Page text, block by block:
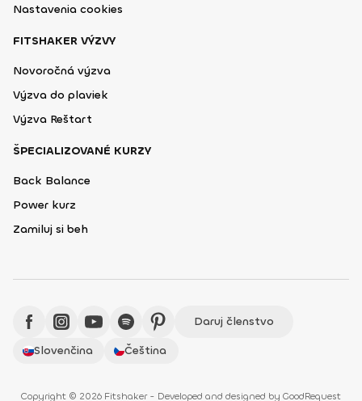
Nastavenia cookies
FITSHAKER VÝZVY
Novoročná výzva
Výzva do plaviek
Výzva Reštart
ŠPECIALIZOVANÉ KURZY
Back Balance
Power kurz
Zamiluj si beh
Daruj členstvo
Slovenčina
Čeština
Copyright © 2026 Fitshaker - Developed and designed by GoodRequest